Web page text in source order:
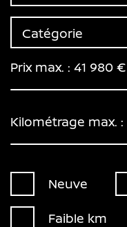
Catégorie
Prix max. : 41 980 €
Kilométrage max. :
Neuve
Faible km